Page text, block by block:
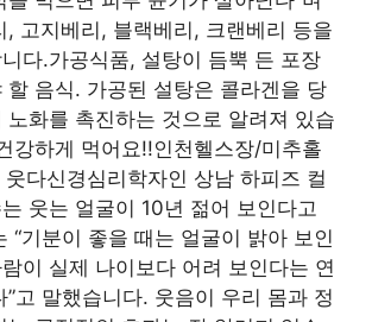
, 고지베리, 블랙베리, 크랜베리 등을
다.가공식품, 설탕이 듬뿍 든 포장
할 음식. 가공된 설탕은 콜라겐을 당
노화를 촉진하는 것으로 알려져 있습
강하게 먹어요!!인천헬스장/미추홀
다신경심리학자인 상남 하피즈 컬
웃는 얼굴이 10년 젊어 보인다고
“기분이 좋을 때는 얼굴이 밝아 보인
람이 실제 나이보다 어려 보인다는 연
”고 말했습니다. 웃음이 우리 몸과 정